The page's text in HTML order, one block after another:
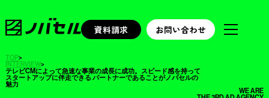
資料請求 お問い合わせ
TOP>
INTERVIEW>
テレビCMによって急速な事業の成長に成功。スピード感を持って
スタートアップに伴走できる パートナーであることがノバセルの
魅力
WE ARE